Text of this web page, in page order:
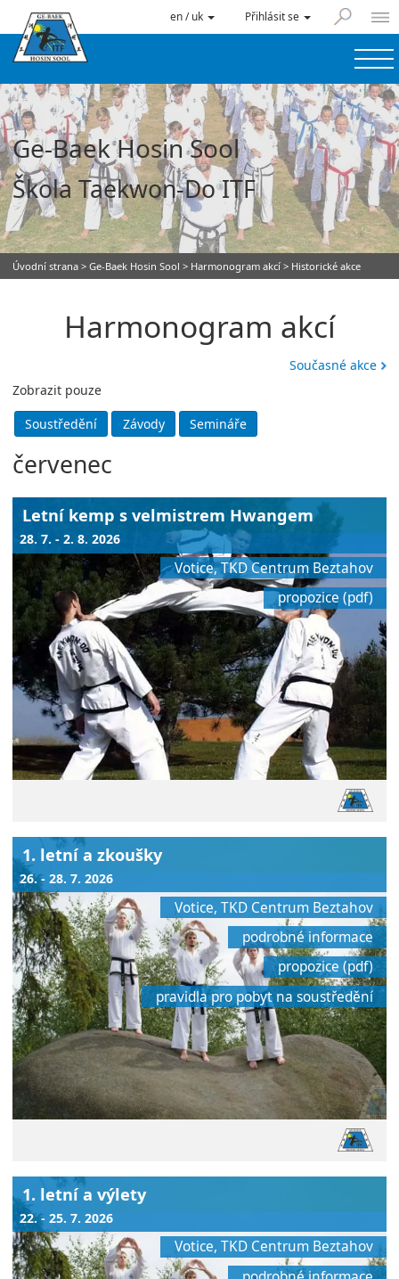
en / uk Přihlásit se
Ge-Baek Hosin Sool
Škola Taekwon-Do ITF
Úvodní strana > Ge-Baek Hosin Sool > Harmonogram akcí > Historické akce
Harmonogram akcí
Současné akce
Zobrazit pouze
červenec
Letní kemp s velmistrem Hwangem
28. 7. - 2. 8. 2026
Votice, TKD Centrum Beztahov
propozice (pdf)
1. letní a zkoušky
26. - 28. 7. 2026
Votice, TKD Centrum Beztahov
podrobné informace
propozice (pdf)
pravidla pro pobyt na soustředění
1. letní a výlety
22. - 25. 7. 2026
Votice, TKD Centrum Beztahov